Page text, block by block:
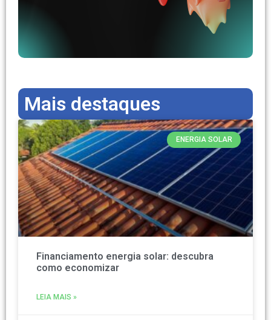
Mais destaques
ENERGIA SOLAR
Financiamento energia solar: descubra
como economizar
LEIA MAIS »